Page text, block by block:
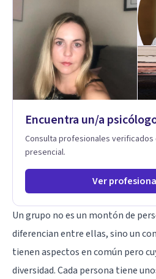
investigo. Siempre en la búsqueda
profesional.
Encuentra un/a
Consulta profesionales verificados
presencial.
Ver
Un grupo no es un montón de
diferencian entre ellas, sino un
tienen aspectos en común pero
diversidad. Cada persona tiene